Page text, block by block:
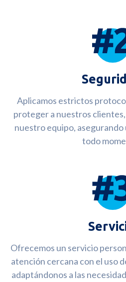
Aplicamos estrictos
proteger a nuestros clientes,
nuestro equipo,
todo
Ofrecemos un servicio
atención cercana con el uso
adaptándonos a las